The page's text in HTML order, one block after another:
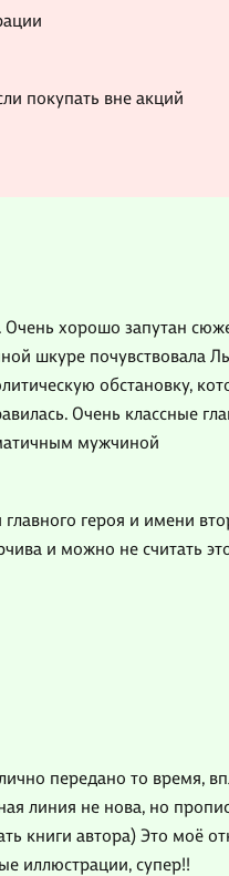
покупать вне акций
Очень хорошо запутан
шкуре почувствовала
обстановку,
Очень классные
мужчиной
героя и имени
и можно не считать
передано то время,
линия не нова, но
книги автора) Это моё
иллюстрации, супер!!